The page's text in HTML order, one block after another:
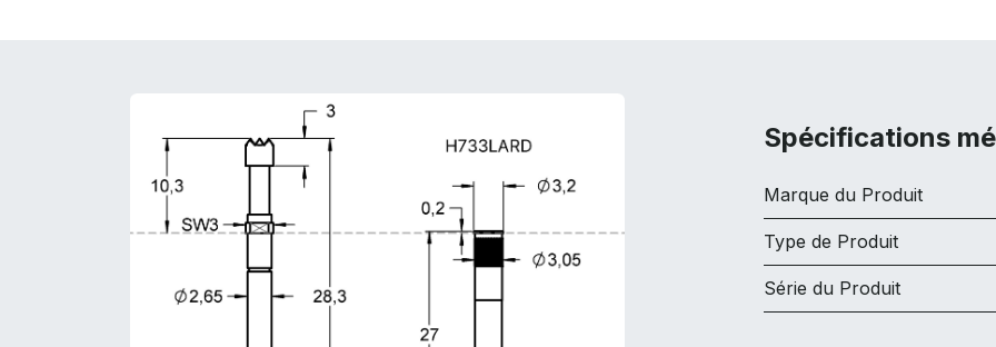
Spécifications
Marque du Produit
Type de Produit
Série du Produit